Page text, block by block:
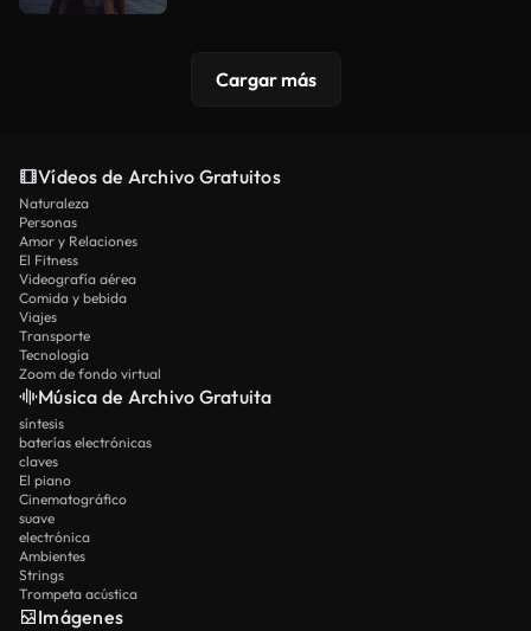
Cargar más
Vídeos de Archivo Gratuitos
Naturaleza
Personas
Amor y Relaciones
El Fitness
Videografía aérea
Comida y bebida
Viajes
Transporte
Tecnología
Zoom de fondo virtual
Música de Archivo Gratuita
síntesis
baterías electrónicas
claves
El piano
Cinematográfico
suave
electrónica
Ambientes
Strings
Trompeta acústica
Imágenes